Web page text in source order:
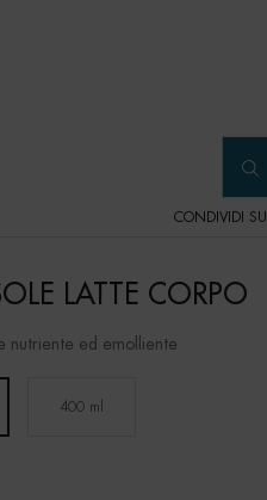
CONDIVIDI SU
LATTE CORPO
nutriente ed emolliente
Selected
400 ml
, 2 of 2